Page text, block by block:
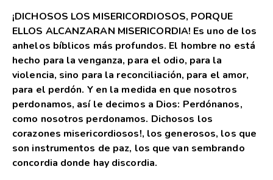
¡DICHOSOS LOS MISERICORDIOSOS, PORQUE
ELLOS ALCANZARAN MISERICORDIA! Es uno de los
anhelos bíblicos más profundos. El hombre no está
hecho para la venganza, para el odio, para la
violencia, sino para la reconciliación, para el amor,
para el perdón. Y en la medida en que nosotros
perdonamos, así le decimos a Dios: Perdónanos,
como nosotros perdonamos. Dichosos los
corazones misericordiosos!, los generosos, los que
son instrumentos de paz, los que van sembrando
concordia donde hay discordia.